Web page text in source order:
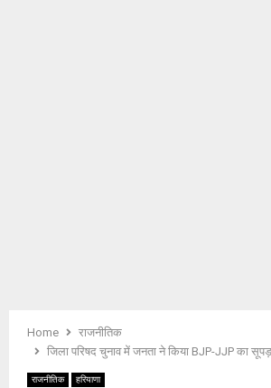
Home
राजनीतिक
जिला परिषद चुनाव में जनता ने किया BJP-JJP का
राजनीतिक हरियाणा